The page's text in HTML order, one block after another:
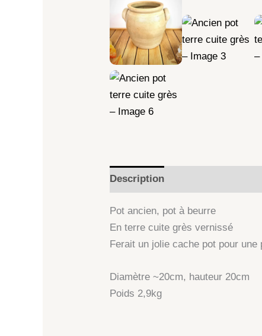
Description
Pot ancien, pot à beurre
En terre cuite grès vernissé
Ferait un jolie cache pot pour
Diamètre ~20cm, hauteur 20cm
Poids 2,9kg